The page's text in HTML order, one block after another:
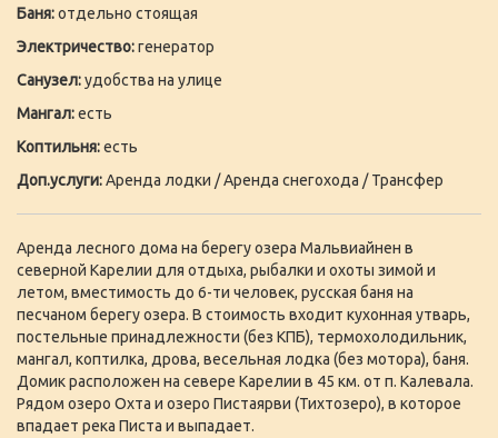
Баня:отдельно стоящая
Электричество:генератор
Санузел:удобства на улице
Мангал:есть
Коптильня:есть
Доп.услуги:Аренда лодки / Аренда снегохода / Трансфер
Аренда лесного дома на берегу озера Мальвиайнен в
северной Карелии для отдыха, рыбалки и охоты зимой и
летом, вместимость до 6-ти человек, русская баня на
песчаном берегу озера. В стоимость входит кухонная утварь,
постельные принадлежности (без КПБ), термохолодильник,
мангал, коптилка, дрова, весельная лодка (без мотора), баня.
Домик расположен на севере Карелии в 45 км. от п. Калевала.
Рядом озеро Охта и озеро Пистаярви (Тихтозеро), в которое
впадает река Писта и выпадает.